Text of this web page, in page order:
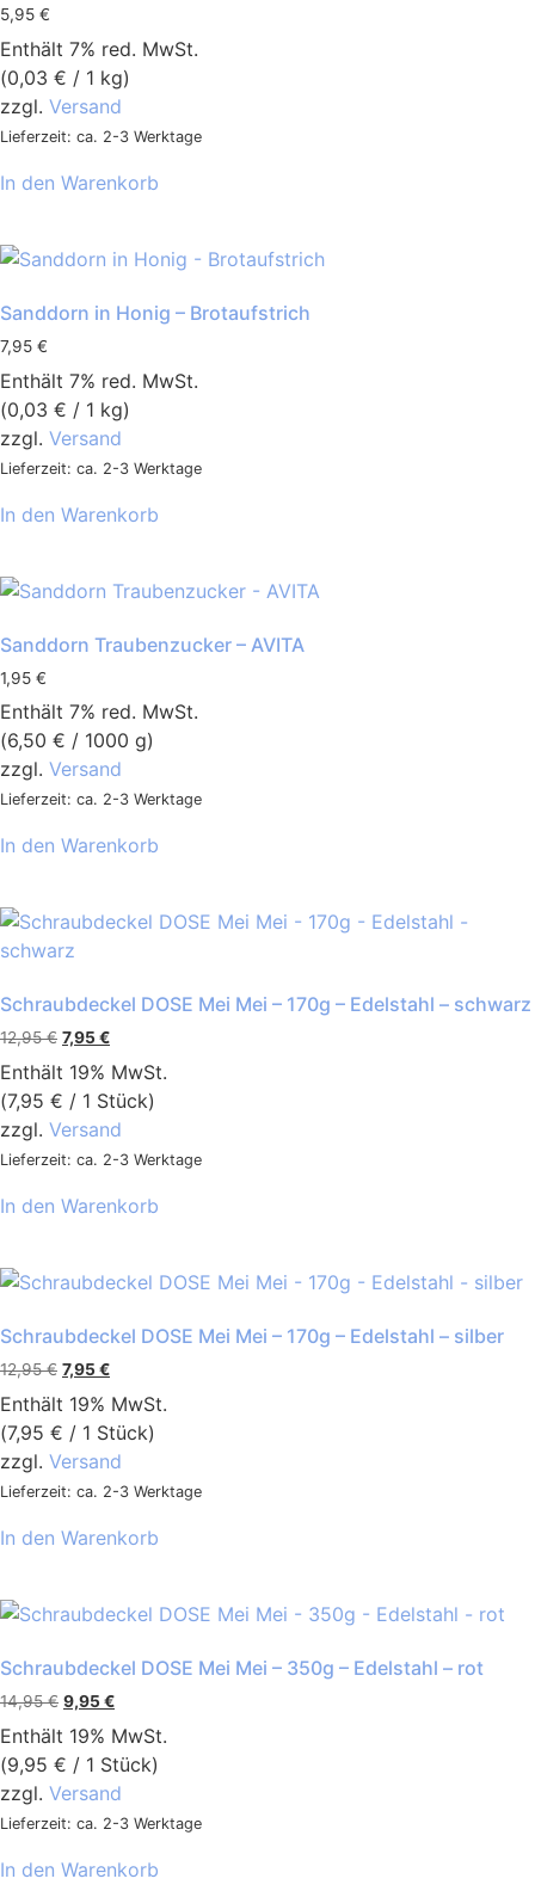
5,95 €
Enthält 7% red. MwSt.
(0,03 € / 1 kg)
zzgl. Versand
Lieferzeit: ca. 2-3 Werktage
In den Warenkorb
Sanddorn in Honig – Brotaufstrich
7,95 €
Enthält 7% red. MwSt.
(0,03 € / 1 kg)
zzgl. Versand
Lieferzeit: ca. 2-3 Werktage
In den Warenkorb
Sanddorn Traubenzucker – AVITA
1,95 €
Enthält 7% red. MwSt.
(6,50 € / 1000 g)
zzgl. Versand
Lieferzeit: ca. 2-3 Werktage
In den Warenkorb
Schraubdeckel DOSE Mei Mei – 170g – Edelstahl – schwarz
12,95€ 7,95€
Enthält 19% MwSt.
(7,95 € / 1 Stück)
zzgl. Versand
Lieferzeit: ca. 2-3 Werktage
In den Warenkorb
Schraubdeckel DOSE Mei Mei – 170g – Edelstahl – silber
12,95€ 7,95€
Enthält 19% MwSt.
(7,95 € / 1 Stück)
zzgl. Versand
Lieferzeit: ca. 2-3 Werktage
In den Warenkorb
Schraubdeckel DOSE Mei Mei – 350g – Edelstahl – rot
14,95€ 9,95€
Enthält 19% MwSt.
(9,95 € / 1 Stück)
zzgl. Versand
Lieferzeit: ca. 2-3 Werktage
In den Warenkorb